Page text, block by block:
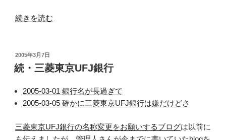
“ラ
ド
ア
連”
の
続きを読む
投
稿
日:
2005年3月7日
続・三菱東京UFJ銀行
2005-03-01 銀行名が長過ぎて
2005-03-05 確かに三菱東京UFJ銀行は嫌だけどさ
三菱東京UFJ銀行の名称変更をお願いするブログは以前に